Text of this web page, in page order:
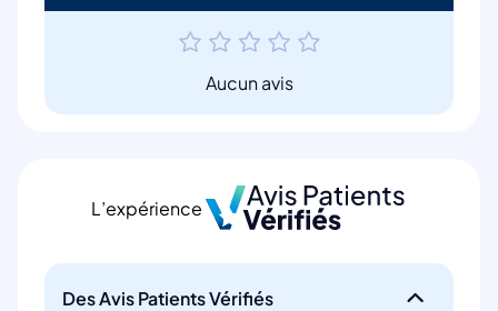
Aucun avis
L’expérience
Des Avis Patients Vérifiés